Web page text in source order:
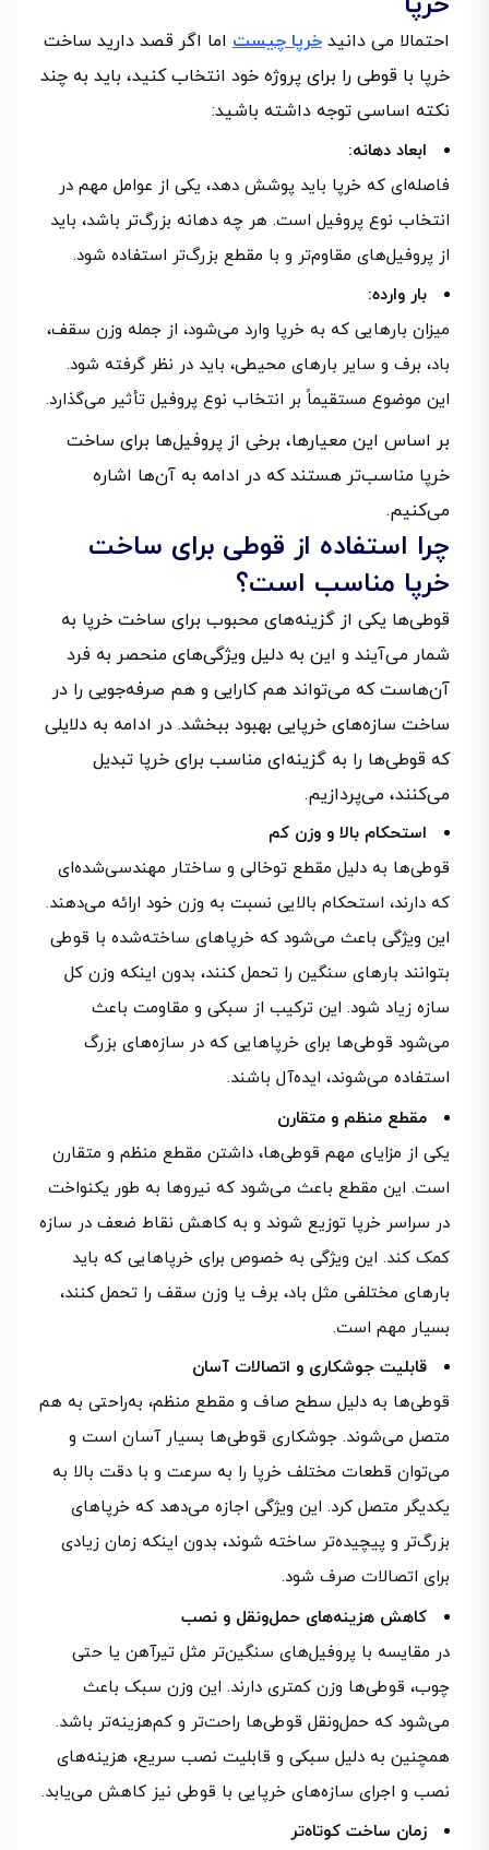
احتمالا می دانید خرپا چیست اما اگر قصد دارید ساخت
خرپا با قوطی را برای پروژه خود انتخاب کنید، باید به چند
نکته اساسی توجه داشته باشید:
ابعاد دهانه:
فاصله‌ای که خرپا باید پوشش دهد، یکی از عوامل مهم در
انتخاب نوع پروفیل است. هر چه دهانه بزرگ‌تر باشد، باید
از پروفیل‌های مقاوم‌تر و با مقطع بزرگ‌تر استفاده شود.
بار وارده:
میزان بارهایی که به خرپا وارد می‌شود، از جمله وزن سقف،
باد، برف و سایر بارهای محیطی، باید در نظر گرفته شود.
این موضوع مستقیماً بر انتخاب نوع پروفیل تأثیر می‌گذارد.
بر اساس این معیارها، برخی از پروفیل‌ها برای ساخت
خرپا مناسب‌تر هستند که در ادامه به آن‌ها اشاره
می‌کنیم.
چرا استفاده از قوطی برای ساخت
خرپا مناسب است؟
قوطی‌ها یکی از گزینه‌های محبوب برای ساخت خرپا به
شمار می‌آیند و این به دلیل ویژگی‌های منحصر به فرد
آن‌هاست که می‌تواند هم کارایی و هم صرفه‌جویی را در
ساخت سازه‌های خرپایی بهبود ببخشد. در ادامه به دلایلی
که قوطی‌ها را به گزینه‌ای مناسب برای خرپا تبدیل
می‌کنند، می‌پردازیم.
استحکام بالا و وزن کم
قوطی‌ها به دلیل مقطع توخالی و ساختار مهندسی‌شده‌ای
که دارند، استحکام بالایی نسبت به وزن خود ارائه می‌دهند.
این ویژگی باعث می‌شود که خرپاهای ساخته‌شده با قوطی
بتوانند بارهای سنگین را تحمل کنند، بدون اینکه وزن کل
سازه زیاد شود. این ترکیب از سبکی و مقاومت باعث
می‌شود قوطی‌ها برای خرپاهایی که در سازه‌های بزرگ
استفاده می‌شوند، ایده‌آل باشند.
مقطع منظم و متقارن
یکی از مزایای مهم قوطی‌ها، داشتن مقطع منظم و متقارن
است. این مقطع باعث می‌شود که نیروها به طور یکنواخت
در سراسر خرپا توزیع شوند و به کاهش نقاط ضعف در سازه
کمک کند. این ویژگی به خصوص برای خرپاهایی که باید
بارهای مختلفی مثل باد، برف یا وزن سقف را تحمل کنند،
بسیار مهم است.
قابلیت جوشکاری و اتصالات آسان
قوطی‌ها به دلیل سطح صاف و مقطع منظم، به‌راحتی به هم
متصل می‌شوند. جوشکاری قوطی‌ها بسیار آسان است و
می‌توان قطعات مختلف خرپا را به سرعت و با دقت بالا به
یکدیگر متصل کرد. این ویژگی اجازه می‌دهد که خرپاهای
بزرگ‌تر و پیچیده‌تر ساخته شوند، بدون اینکه زمان زیادی
برای اتصالات صرف شود.
کاهش هزینه‌های حمل‌ونقل و نصب
در مقایسه با پروفیل‌های سنگین‌تر مثل تیرآهن یا حتی
چوب، قوطی‌ها وزن کمتری دارند. این وزن سبک باعث
می‌شود که حمل‌ونقل قوطی‌ها راحت‌تر و کم‌هزینه‌تر باشد.
همچنین به دلیل سبکی و قابلیت نصب سریع، هزینه‌های
نصب و اجرای سازه‌های خرپایی با قوطی نیز کاهش می‌یابد.
زمان ساخت کوتاه‌تر